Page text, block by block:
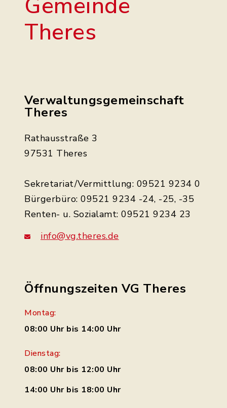
Gemeinde
Theres
Verwaltungsgemeinschaft
Theres
Rathausstraße 3
97531 Theres
Sekretariat/Vermittlung: 09521 9234 0
Bürgerbüro: 09521 9234 -24, -25, -35
Renten- u. Sozialamt: 09521 9234 23
info@vg.theres.de
Öffnungszeiten VG Theres
Montag:
08:00 Uhr bis 14:00 Uhr
Dienstag:
08:00 Uhr bis 12:00 Uhr
14:00 Uhr bis 18:00 Uhr